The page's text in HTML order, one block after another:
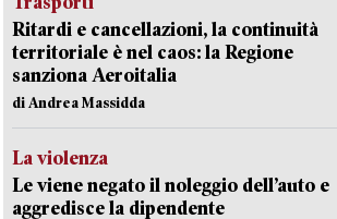
Ritardi e cancellazioni, la continuità
territoriale è nel caos: la Regione
sanziona Aeroitalia
di Andrea Massidda
La violenza
Le viene negato il noleggio dell’auto e
aggredisce la dipendente